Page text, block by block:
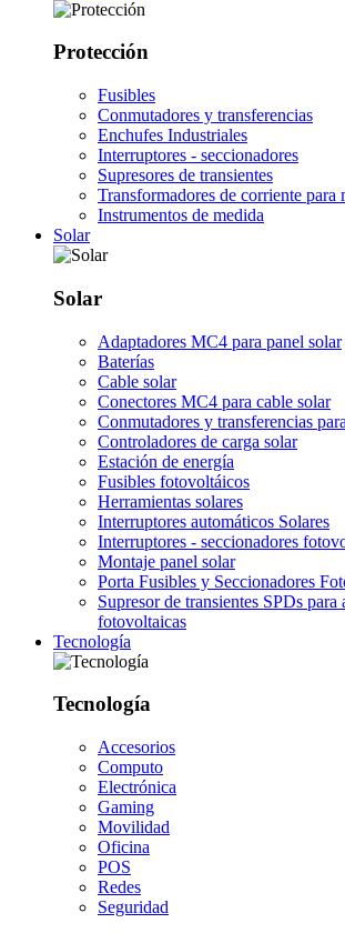
Protección
Fusibles
Conmutadores y transferencias
Enchufes Industriales
Interruptores - seccionadores
Supresores de transientes
Transformadores de corriente para
Instrumentos de medida
Solar
Solar
Adaptadores MC4 para panel solar
Baterías
Cable solar
Conectores MC4 para cable solar
Conmutadores y transferencias
Controladores de carga solar
Estación de energía
Fusibles fotovoltáicos
Herramientas solares
Interruptores automáticos Solares
Interruptores - seccionadores
Montaje panel solar
Porta Fusibles y Seccionadores
Supresor de transientes SPDs para
fotovoltaicas
Tecnología
Tecnología
Accesorios
Computo
Electrónica
Gaming
Movilidad
Oficina
POS
Redes
Seguridad